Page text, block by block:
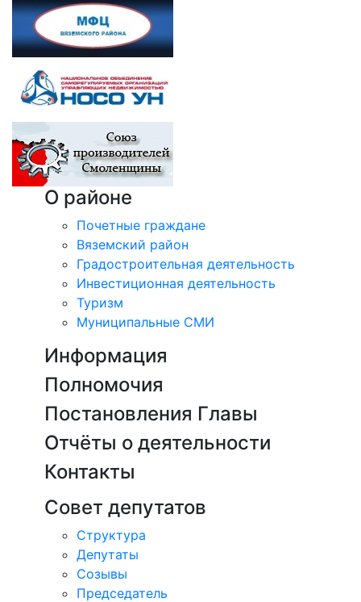
О районе
Почетные граждане
Вяземский район
Градостроительная деятельность
Инвестиционная деятельность
Туризм
Муниципальные СМИ
Информация
Полномочия
Постановления Главы
Отчёты о деятельности
Контакты
Совет депутатов
Структура
Депутаты
Созывы
Председатель